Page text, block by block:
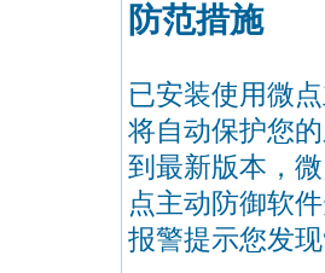
防范措施
已安装使用微
将自动保护您
到最新版本，
点主动防御软
报警提示您发